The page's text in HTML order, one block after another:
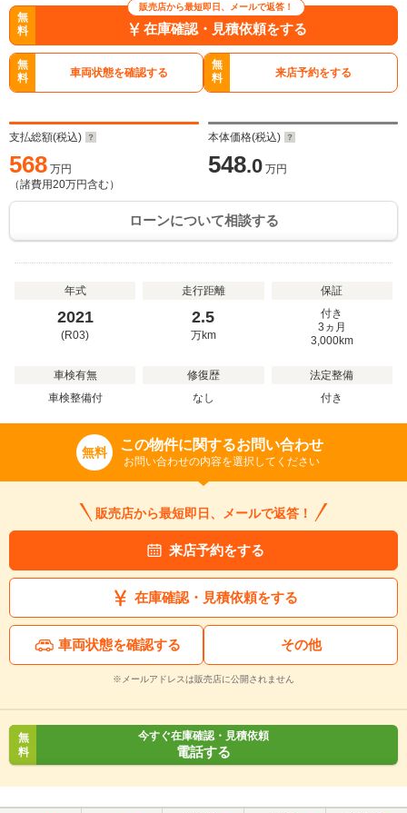
販売店から最短即日、メールで返答！
無
料
在庫確認・見積依頼をする
無
料
車両状態を確認する
無
料
来店予約をする
支払総額(税込)
568 万円
（諸費用20万円含む）
本体価格(税込)
548.0 万円
ローンについて相談する
年式
2021
(R03)
走行距離
2.5
万km
保証
付き
3ヵ月
3,000km
車検有無
車検整備付
修復歴
なし
法定整備
付き
無料 この物件に関するお問い合わせ
お問い合わせの内容を選択してください
販売店から最短即日、メールで返答！
来店予約をする
在庫確認・見積依頼をする
車両状態を確認する その他
※メールアドレスは販売店に公開されません
無
料
今すぐ在庫確認・見積依頼
電話する